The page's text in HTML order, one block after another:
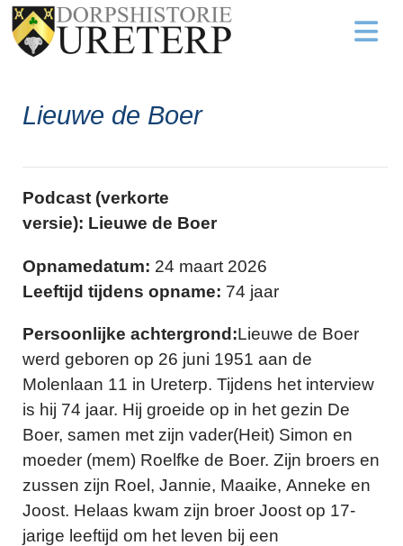
Lieuwe de Boer
Podcast (verkorte
versie): Lieuwe de Boer
Opnamedatum: 24 maart 2026
Leeftijd tijdens opname: 74 jaar
Persoonlijke achtergrond:Lieuwe de Boer
werd geboren op 26 juni 1951 aan de
Molenlaan 11 in Ureterp. Tijdens het interview
is hij 74 jaar. Hij groeide op in het gezin De
Boer, samen met zijn vader(Heit) Simon en
moeder (mem) Roelfke de Boer. Zijn broers en
zussen zijn Roel, Jannie, Maaike, Anneke en
Joost. Helaas kwam zijn broer Joost op 17-
jarige leeftijd om het leven bij een